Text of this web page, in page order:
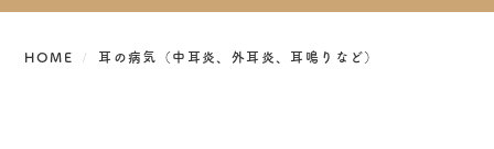
HOME 耳の病気（中耳炎、外耳炎、耳鳴りなど）